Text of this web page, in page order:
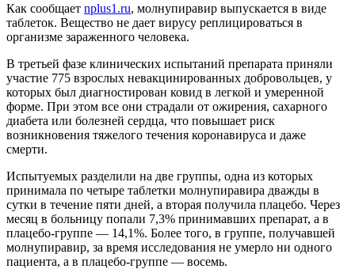
Как сообщает nplus1.ru, молнупиравир выпускается в виде
таблеток. Вещество не дает вирусу реплицироваться в
организме зараженного человека.
В третьей фазе клинических испытаний препарата приняли
участие 775 взрослых невакцинированных добровольцев, у
которых был диагностирован ковид в легкой и умеренной
форме. При этом все они страдали от ожирения, сахарного
диабета или болезней сердца, что повышает риск
возникновения тяжелого течения коронавируса и даже
смерти.
Испытуемых разделили на две группы, одна из которых
принимала по четыре таблетки молнупиравира дважды в
сутки в течение пяти дней, а вторая получила плацебо. Через
месяц в больницу попали 7,3% принимавших препарат, а в
плацебо-группе — 14,1%. Более того, в группе, получавшей
молнупиравир, за время исследования не умерло ни одного
пациента, а в плацебо-группе — восемь.